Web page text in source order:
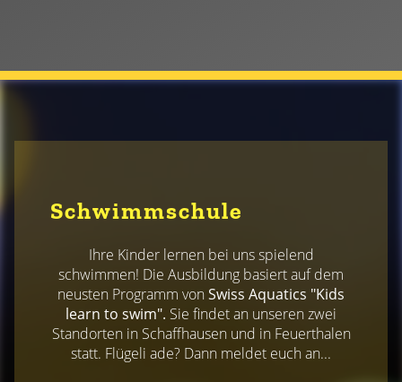
Schwimmschule
Ihre Kinder lernen bei uns spielend
schwimmen! Die Ausbildung basiert auf dem
neusten Programm vonSwiss Aquatics "Kids
learn to swim". Sie findet an unseren zwei
Standorten in Schaffhausen und in Feuerthalen
statt. Flügeli ade? Dann meldet euch an...